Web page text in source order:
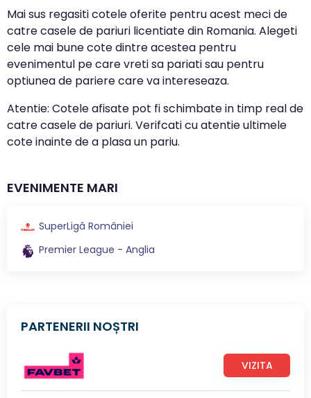
Mai sus regasiti cotele oferite pentru acest meci de
catre casele de pariuri licentiate din Romania. Alegeti
cele mai bune cote dintre acestea pentru
evenimentul pe care vreti sa pariati sau pentru
optiunea de pariere care va intereseaza.
Atentie: Cotele afisate pot fi schimbate in timp real de
catre casele de pariuri. Verifcati cu atentie ultimele
cote inainte de a plasa un pariu.
EVENIMENTE MARI
SuperLigă României
Premier League - Anglia
PARTENERII NOȘTRI
VIZITA